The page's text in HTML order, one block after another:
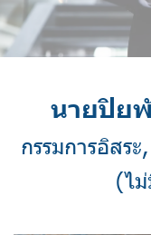
นายปิย
กรรมการอิสร
(ไ